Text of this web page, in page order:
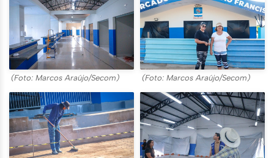
(Foto: Marcos Araújo/Secom) (Foto: Marcos Araújo/Secom)